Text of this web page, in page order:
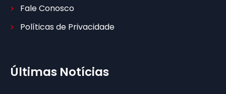
Fale Conosco
Políticas de Privacidade
Últimas Notícias